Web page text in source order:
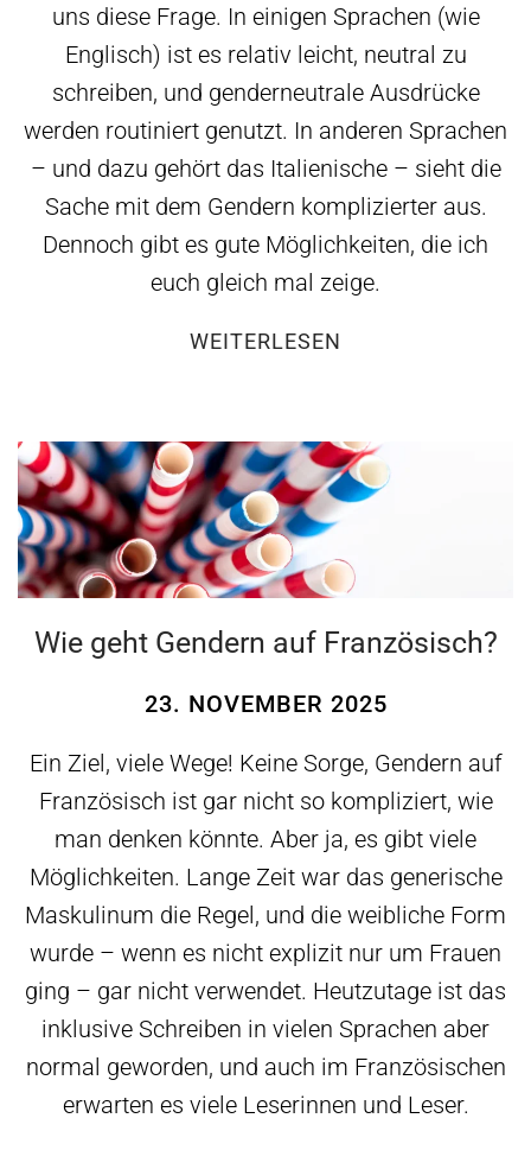
uns diese Frage. In einigen Sprachen (wie
Englisch) ist es relativ leicht, neutral zu
schreiben, und genderneutrale Ausdrücke
werden routiniert genutzt. In anderen Sprachen
– und dazu gehört das Italienische – sieht die
Sache mit dem Gendern komplizierter aus.
Dennoch gibt es gute Möglichkeiten, die ich
euch gleich mal zeige.
WEITERLESEN
Wie geht Gendern auf Französisch?
23. NOVEMBER 2025
Ein Ziel, viele Wege! Keine Sorge, Gendern auf
Französisch ist gar nicht so kompliziert, wie
man denken könnte. Aber ja, es gibt viele
Möglichkeiten. Lange Zeit war das generische
Maskulinum die Regel, und die weibliche Form
wurde – wenn es nicht explizit nur um Frauen
ging – gar nicht verwendet. Heutzutage ist das
inklusive Schreiben in vielen Sprachen aber
normal geworden, und auch im Französischen
erwarten es viele Leserinnen und Leser.